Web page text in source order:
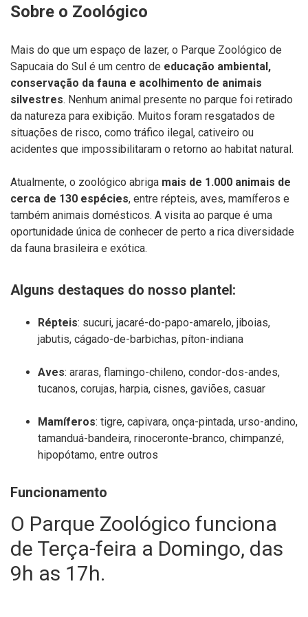
Sobre o Zoológico
Mais do que um espaço de lazer, o Parque Zoológico de
Sapucaia do Sul é um centro de educação ambiental,
conservação da fauna e acolhimento de animais
silvestres. Nenhum animal presente no parque foi retirado
da natureza para exibição. Muitos foram resgatados de
situações de risco, como tráfico ilegal, cativeiro ou
acidentes que impossibilitaram o retorno ao habitat natural.
Atualmente, o zoológico abriga mais de 1.000 animais de
cerca de 130 espécies, entre répteis, aves, mamíferos e
também animais domésticos. A visita ao parque é uma
oportunidade única de conhecer de perto a rica diversidade
da fauna brasileira e exótica.
Alguns destaques do nosso plantel:
Répteis: sucuri, jacaré-do-papo-amarelo, jiboias,
jabutis, cágado-de-barbichas, píton-indiana
Aves: araras, flamingo-chileno, condor-dos-andes,
tucanos, corujas, harpia, cisnes, gaviões, casuar
Mamíferos: tigre, capivara, onça-pintada, urso-andino,
tamanduá-bandeira, rinoceronte-branco, chimpanzé,
hipopótamo, entre outros
Funcionamento
O Parque Zoológico funciona
de Terça-feira a Domingo, das
9h as 17h.